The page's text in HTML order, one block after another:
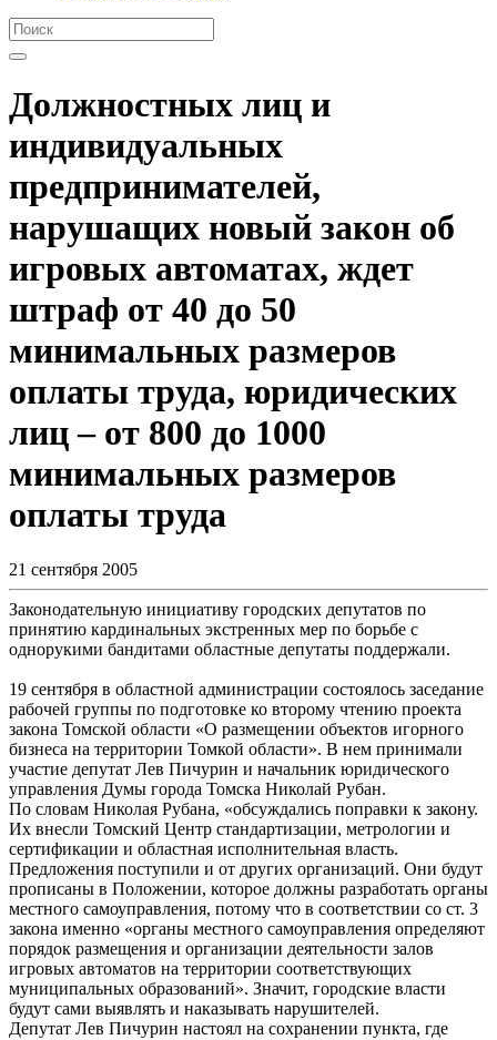
Должностных лиц и
индивидуальных
предпринимателей,
нарушащих новый закон об
игровых автоматах, ждет
штраф от 40 до 50
минимальных размеров
оплаты труда, юридических
лиц – от 800 до 1000
минимальных размеров
оплаты труда
21 сентября 2005
Законодательную инициативу городских депутатов по
принятию кардинальных экстренных мер по борьбе с
однорукими бандитами областные депутаты поддержали.
19 сентября в областной администрации состоялось заседание
рабочей группы по подготовке ко второму чтению проекта
закона Томской области «О размещении объектов игорного
бизнеса на территории Томкой области». В нем принимали
участие депутат Лев Пичурин и начальник юридического
управления Думы города Томска Николай Рубан.
По словам Николая Рубана, «обсуждались поправки к закону.
Их внесли Томский Центр стандартизации, метрологии и
сертификации и областная исполнительная власть.
Предложения поступили и от других организаций. Они будут
прописаны в Положении, которое должны разработать органы
местного самоуправления, потому что в соответствии со ст. 3
закона именно «органы местного самоуправления определяют
порядок размещения и организации деятельности залов
игровых автоматов на территории соответствующих
муниципальных образований». Значит, городские власти
будут сами выявлять и наказывать нарушителей.
Депутат Лев Пичурин настоял на сохранении пункта, где